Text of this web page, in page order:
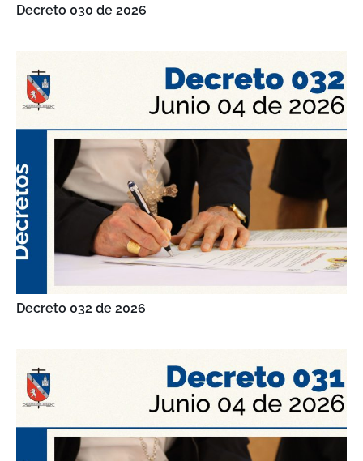
Decreto 030 de 2026
Decreto 032 de 2026